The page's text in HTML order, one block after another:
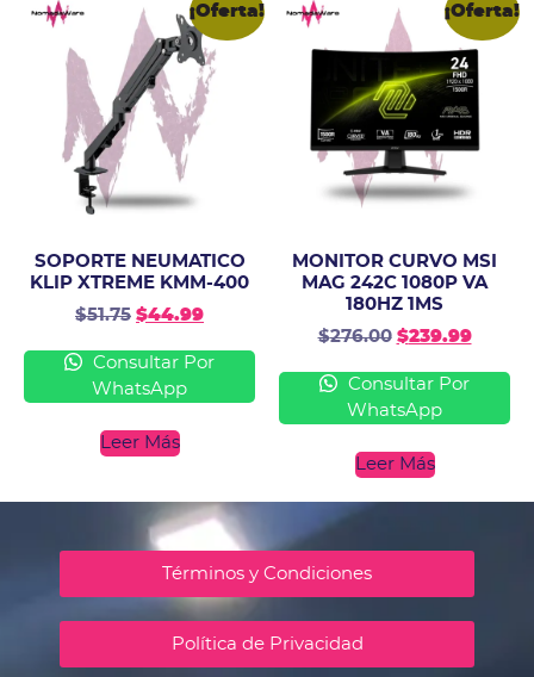
¡Oferta!
SOPORTE NEUMATICO
KLIP XTREME KMM-400
$51.75 $44.99
Consultar Por
WhatsApp
Leer Más
¡Oferta!
MONITOR CURVO MSI
MAG 242C 1080P VA
180HZ 1MS
$276.00 $239.99
Consultar Por
WhatsApp
Leer Más
Términos y Condiciones
Política de Privacidad